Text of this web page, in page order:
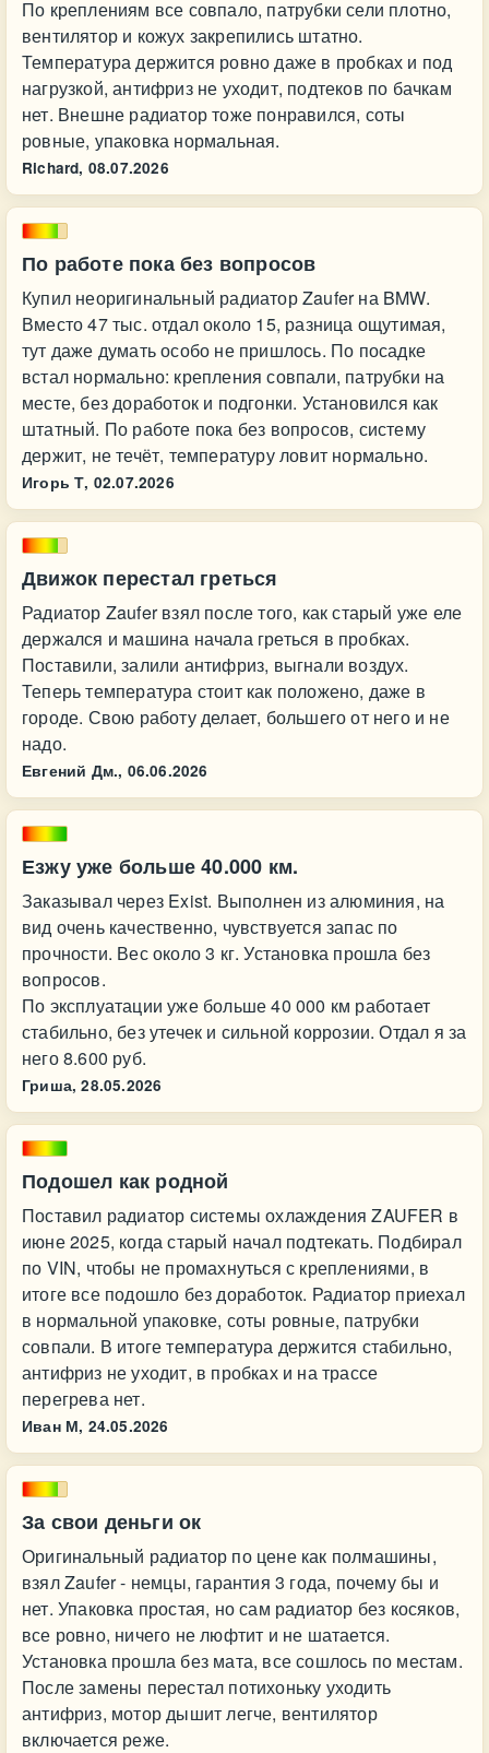
По креплениям все совпало, патрубки сели плотно,
вентилятор и кожух закрепились штатно.
Температура держится ровно даже в пробках и под
нагрузкой, антифриз не уходит, подтеков по бачкам
нет. Внешне радиатор тоже понравился, соты
ровные, упаковка нормальная.
Richard, 08.07.2026
По работе пока без вопросов
Купил неоригинальный радиатор Zaufer на BMW.
Вместо 47 тыс. отдал около 15, разница ощутимая,
тут даже думать особо не пришлось. По посадке
встал нормально: крепления совпали, патрубки на
месте, без доработок и подгонки. Установился как
штатный. По работе пока без вопросов, систему
держит, не течёт, температуру ловит нормально.
Игорь Т, 02.07.2026
Движок перестал греться
Радиатор Zaufer взял после того, как старый уже еле
держался и машина начала греться в пробках.
Поставили, залили антифриз, выгнали воздух.
Теперь температура стоит как положено, даже в
городе. Свою работу делает, большего от него и не
надо.
Евгений Дм., 06.06.2026
Езжу уже больше 40.000 км.
Заказывал через Exist. Выполнен из алюминия, на
вид очень качественно, чувствуется запас по
прочности. Вес около 3 кг. Установка прошла без
вопросов.
По эксплуатации уже больше 40 000 км работает
стабильно, без утечек и сильной коррозии. Отдал я за
него 8.600 руб.
Гриша, 28.05.2026
Подошел как родной
Поставил радиатор системы охлаждения ZAUFER в
июне 2025, когда старый начал подтекать. Подбирал
по VIN, чтобы не промахнуться с креплениями, в
итоге все подошло без доработок. Радиатор приехал
в нормальной упаковке, соты ровные, патрубки
совпали. В итоге температура держится стабильно,
антифриз не уходит, в пробках и на трассе
перегрева нет.
Иван М, 24.05.2026
За свои деньги ок
Оригинальный радиатор по цене как полмашины,
взял Zaufer - немцы, гарантия 3 года, почему бы и
нет. Упаковка простая, но сам радиатор без косяков,
все ровно, ничего не люфтит и не шатается.
Установка прошла без мата, все сошлось по местам.
После замены перестал потихоньку уходить
антифриз, мотор дышит легче, вентилятор
включается реже.